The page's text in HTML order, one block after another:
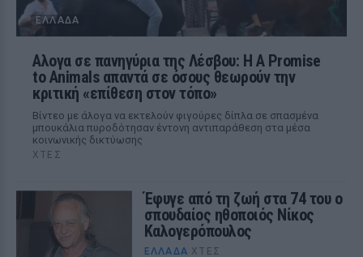
ΕΛΛΆΔΑ
Αλογα σε πανηγύρια της Λέσβου: Η A Promise
to Animals απαντά σε όσους θεωρούν την
κριτική «επίθεση στον τόπο»
Βίντεο με άλογα να εκτελούν φιγούρες δίπλα σε σπασμένα
μπουκάλια πυροδότησαν έντονη αντιπαράθεση στα μέσα
κοινωνικής δικτύωσης
ΧΤΕΣ
Έφυγε από τη ζωή στα 74 του ο
σπουδαίος ηθοποιός Νίκος
Καλογερόπουλος
ΕΛΛΆΔΑ ΧΤΕΣ